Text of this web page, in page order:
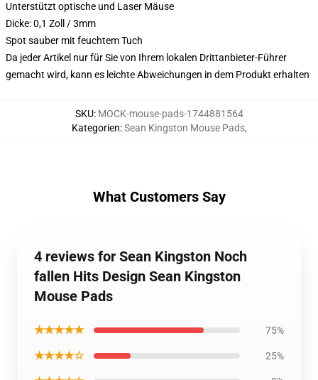
Unterstützt optische und Laser Mäuse
Dicke: 0,1 Zoll / 3mm
Spot sauber mit feuchtem Tuch
Da jeder Artikel nur für Sie von Ihrem lokalen Drittanbieter-Führer
gemacht wird, kann es leichte Abweichungen in dem Produkt erhalten
SKU: MOCK-mouse-pads-1744881564
Kategorien:Sean Kingston Mouse Pads,
What Customers Say
4 reviews for Sean Kingston Noch
fallen Hits Design Sean Kingston
Mouse Pads
★★★★★ 75%
★★★★☆ 25%